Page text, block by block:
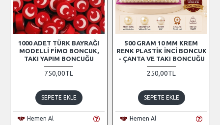
1000 ADET TÜRK BAYRAĞI
MODELLI FIMO BONCUK,
TAKI YAPIM BONCUĞU
750,00TL
SEPETE EKLE
Hemen Al
500 GRAM 10 MM KREM
RENK PLASTIK İNCI BONCUK
- ÇANTA VE TAKI BONCUĞU
250,00TL
SEPETE EKLE
Hemen Al